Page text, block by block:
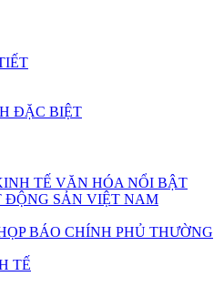
ĐẶC BIỆT
TẾ VĂN HÓA NỔI BẬT
SẢN VIỆT NAM
BÁO CHÍNH PHỦ THƯỜNG
TẾ